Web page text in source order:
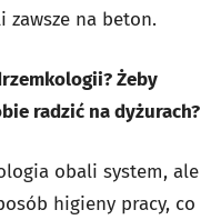
zawsze na beton.
Żeby
radzić na dyżurach?
obali system, ale
higieny pracy, co